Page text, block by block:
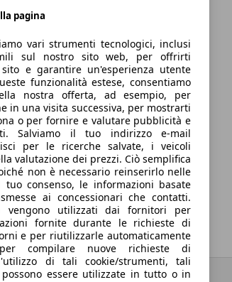
pagina
vari strumenti tecnologici, inclusi
sul nostro sito web, per offrirti
e garantire un'esperienza utente
funzionalità estese, consentiamo
nostra offerta, ad esempio, per
in una visita successiva, per mostrarti
o per fornire e valutare pubblicità e
Salviamo il tuo indirizzo e-mail
per le ricerche salvate, i veicoli
valutazione dei prezzi. Ciò semplifica
non è necessario reinserirlo nelle
tuo consenso, le informazioni basate
ai concessionari che contatti.
vengono utilizzati dai fornitori per
fornite durante le richieste di
e per riutilizzarle automaticamente
compilare nuove richieste di
di tali cookie/strumenti, tali
essere utilizzate in tutto o in